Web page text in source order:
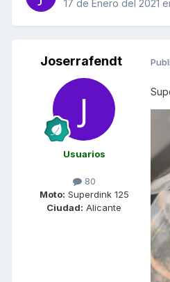
17 de Enero del 2021
Joserrafendt
Usuarios
80
Moto: Superdink 125
Ciudad: Alicante